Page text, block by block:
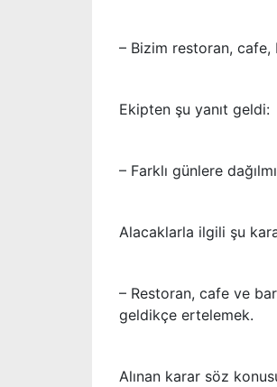
– Bizim restoran, cafe,
Ekipten şu yanıt geldi:
– Farklı günlere
Alacaklarla ilgili şu
– Restoran, cafe ve
geldikçe ertelemek.
Alınan karar söz